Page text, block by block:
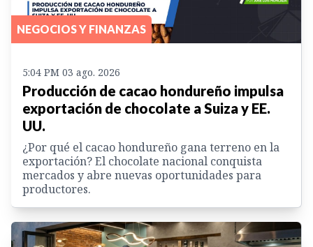
NEGOCIOS Y FINANZAS
5:04 PM 03 ago. 2026
Producción de cacao hondureño impulsa
exportación de chocolate a Suiza y EE.
UU.
¿Por qué el cacao hondureño gana terreno en la
exportación? El chocolate nacional conquista
mercados y abre nuevas oportunidades para
productores.